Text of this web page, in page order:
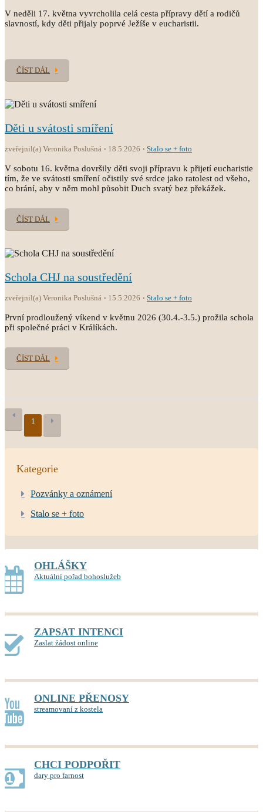
V neděli 17. května vyvrcholila celá cesta přípravy dětí a rodičů
slavností, kdy děti přijaly poprvé Ježíše v eucharistii.
ČÍST DÁL
Děti u svátosti smíření
zveřejnil(a) Veronika Poslušná 18.5.2026 Stalo se + foto
V sobotu 16. května dovršily děti svoji přípravu k přijetí eucharistie
tím, že ve svátosti smíření očistily své srdce jako ratolest od všeho,
co brání, aby v něm mohl působit Duch svatý bez překážek.
ČÍST DÁL
Schola CHJ na soustředění
zveřejnil(a) Veronika Poslušná 15.5.2026 Stalo se + foto
První prodloužený víkend v květnu 2026 (30.4.-3.5.) prožila schola
při společné práci v Králíkách.
ČÍST DÁL
1
Kategorie
Pozvánky a oznámení
Stalo se + foto
OHLÁŠKY
Aktuální pořad bohoslužeb
ZAPSAT INTENCI
Zaslat žádost online
ONLINE PŘENOSY
streamovaní z kostela
CHCI PODPOŘIT
dary pro farnost